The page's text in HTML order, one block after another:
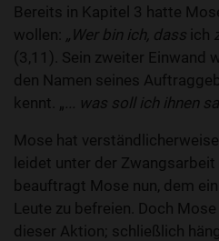
Bereits in Kapitel 3 hatte
wollen: „Wer bin ich, dass ich
(3,11). Sein zweiter Einwand
den Namen seines
kennt. „... was soll ich ihnen
Mose hat
leidet unter der
beauftragt Mose nun, dem
Leute zu befreien. Doch
dieser Aktion; schließlich